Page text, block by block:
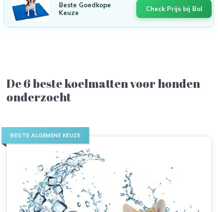
Beste Goedkope
Keuze
Check Prijs bij Bol
De 6 beste koelmatten voor honden
onderzocht
BESTE ALGEMENE KEUZE